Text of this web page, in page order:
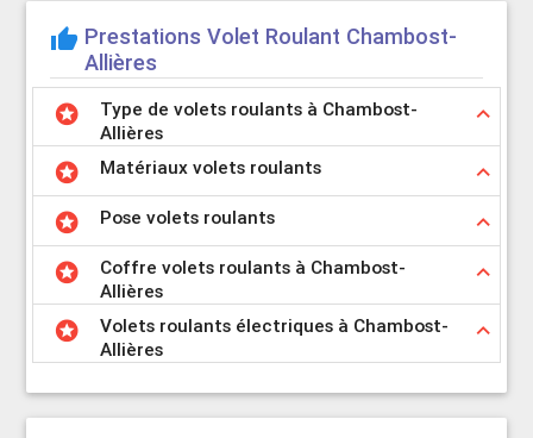
thumb_up Prestations Volet Roulant Chambost-
Allières
stars keyboard_arrow_up
Type de volets roulants à Chambost-
Allières
stars keyboard_arrow_up
Matériaux volets roulants
stars keyboard_arrow_up
Pose volets roulants
stars keyboard_arrow_up
Coffre volets roulants à Chambost-
Allières
stars keyboard_arrow_up
Volets roulants électriques à Chambost-
Allières